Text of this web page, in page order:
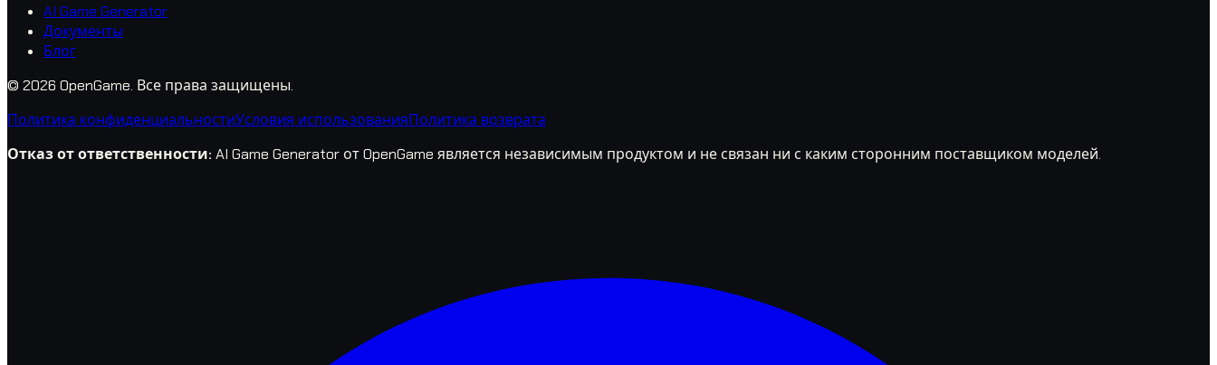
AI Game Generator
Документы
Блог
© 2026 OpenGame. Все права защищены.
Политика конфиденциальностиУсловия использованияПолитика возврата
Отказ от ответственности: AI Game Generator от OpenGame является независимым продуктом и не связан ни с каким сторонним поставщиком моделей.